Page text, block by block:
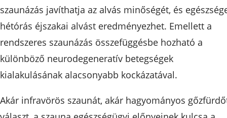
szaunázás javíthatja az alvás minőségét, és
hétórás éjszakai alvást eredményezhet. Emellett a
rendszeres szaunázás összefüggésbe hozható a
különböző neurodegeneratív betegségek
kialakulásának alacsonyabb kockázatával.
Akár infravörös szaunát, akár hagyományos